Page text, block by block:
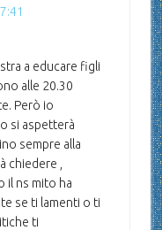
a educare figli
alle 20.30
Però io
si aspetterà
sempre alla
chiedere ,
il ns mito ha
se ti lamenti o ti
ti